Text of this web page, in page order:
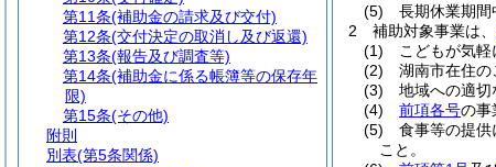
(5)
長期休業期
2
補助対象事業は、
(1)
こどもが気
(2)
湖南市在住の
(3)
地域への適切
(4)
前項各号の事
(5)
食事等の提
こと。
第11条(補助金の請求及び交付)
第12条(交付決定の取消し及び返還)
第13条(報告及び調査等)
第14条(補助金に係る帳簿等の保存年
限)
第15条(その他)
附則
別表(第5条関係)